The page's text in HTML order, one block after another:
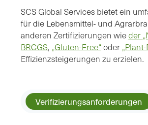
SCS Global Services bietet ein
für die Lebensmittel- und
anderen Zertifizierungen wieder
BRCGS, „Gluten-Free“oder
Effizienzsteigerungen zu erzielen.
Verifizierungsanforderungen